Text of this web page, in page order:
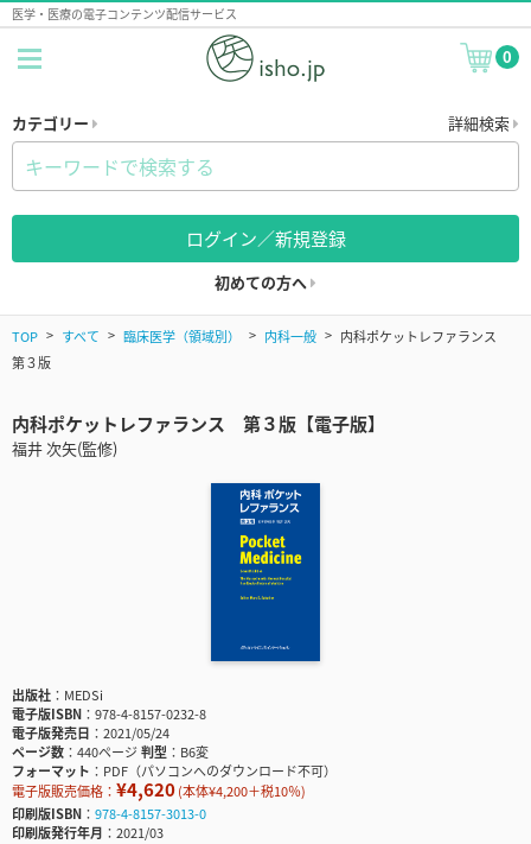
医学・医療の電子コンテンツ配信サービス
0
カテゴリー 詳細検索
ログイン／新規登録
初めての方へ
TOP すべて 臨床医学（領域別） 内科一般
内科ポケットレファランス
第３版
内科ポケットレファランス 第３版【電子版】
福井 次矢(監修)
出版社
MEDSi
電子版ISBN
978-4-8157-0232-8
電子版発売日
2021/05/24
ページ数
440ページ判型
B6変
フォーマット
PDF（パソコンへのダウンロード不可）
電子版販売価格： ¥4,620(本体¥4,200＋税10％)
印刷版ISBN
978-4-8157-3013-0
印刷版発行年月
2021/03